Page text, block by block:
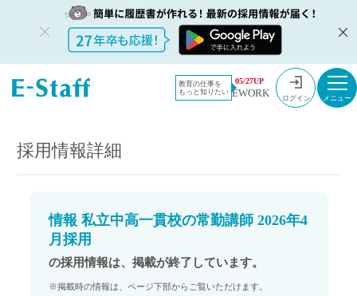
教育の仕事を
もっと知りたい
05/27UP
EWORK ログイン
教員採用情
報のイー・
採用情報
情報 私立中高一貫校の常勤講師 2026年4月採用
採用情報詳細
情報 私立中高一貫校の常勤講師 2026年4
月採用
の採用情報は、掲載が終了しています。
※掲載時の情報は、ページ下部からご覧いただけます。